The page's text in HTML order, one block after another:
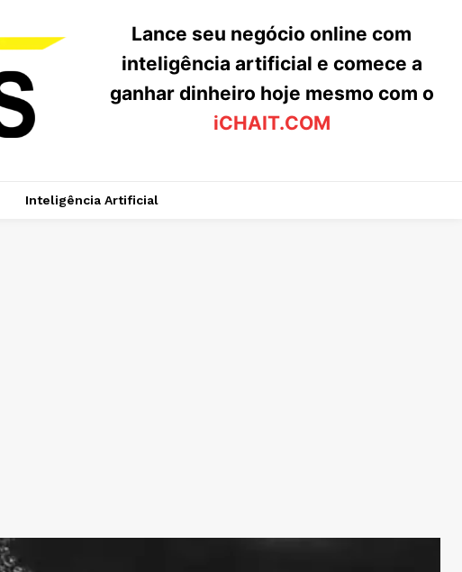
Lance seu negócio online com
inteligência artificial e comece a
ganhar dinheiro hoje mesmo com o
iCHAIT.COM
Inteligência Artificial